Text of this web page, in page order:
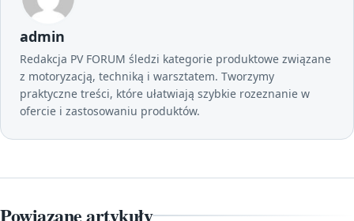
admin
Redakcja PV FORUM śledzi kategorie produktowe związane
z motoryzacją, techniką i warsztatem. Tworzymy
praktyczne treści, które ułatwiają szybkie rozeznanie w
ofercie i zastosowaniu produktów.
Powiązane artykuły